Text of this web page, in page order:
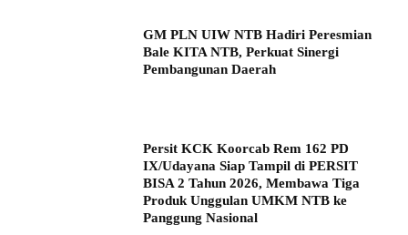
GM PLN UIW NTB Hadiri Peresmian
Bale KITA NTB, Perkuat Sinergi
Pembangunan Daerah
Persit KCK Koorcab Rem 162 PD
IX/Udayana Siap Tampil di PERSIT
BISA 2 Tahun 2026, Membawa Tiga
Produk Unggulan UMKM NTB ke
Panggung Nasional